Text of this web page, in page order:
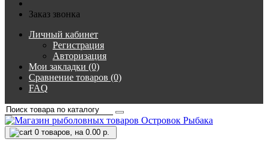
Заказ звонка
Личный кабинет
Регистрация
Авторизация
Мои закладки (0)
Сравнение товаров (0)
FAQ
0 товаров, на 0.00 р.